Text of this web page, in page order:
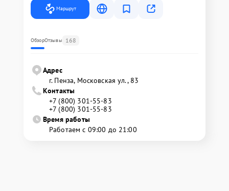
Маршрут
ОбзорОтзывы 168
Адрес
г. Пенза, Московская ул., 83
Контакты
+7 (800) 301-55-83
+7 (800) 301-55-83
Время работы
Работаем с 09:00 до 21:00